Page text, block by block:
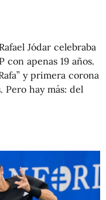
Jódar celebraba
apenas 19 años.
y primera corona
Pero hay más: del